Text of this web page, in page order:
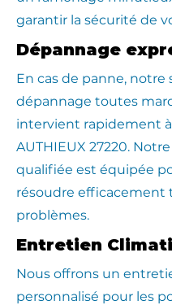
garantir la sécurité de
Dépannage
En cas de panne, notre
dépannage toutes
intervient rapidement à
AUTHIEUX 27220.
qualifiée est équipée
résoudre efficacement
problèmes.
Entretien
Nous offrons un
personnalisé pour les